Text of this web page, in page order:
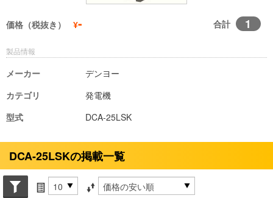
価格（税抜き） ¥- 合計 1
製品情報
メーカー
デンヨー
カテゴリ
発電機
型式
DCA-25LSK
DCA-25LSKの掲載一覧
Search conditions
件数 並び替え条件